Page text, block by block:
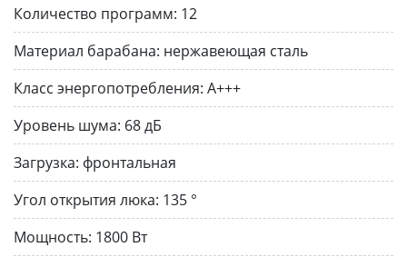
Количество программ: 12
Материал барабана: нержавеющая сталь
Класс энергопотребления: A+++
Уровень шума: 68 дБ
Загрузка: фронтальная
Угол открытия люка: 135 °
Мощность: 1800 Вт